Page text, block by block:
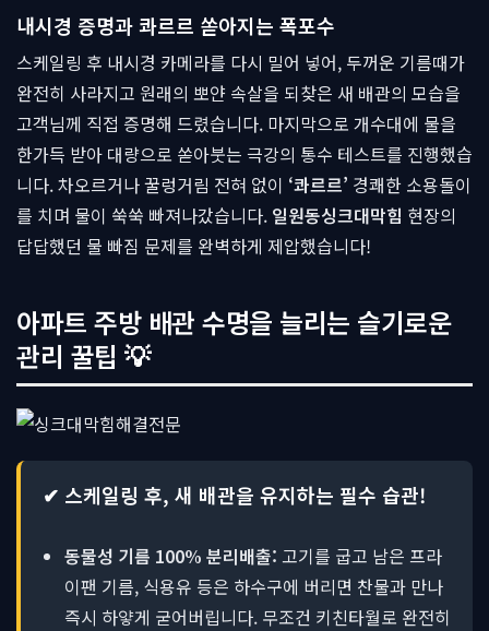
내시경 증명과 콰르르 쏟아지는 폭포수
스케일링 후 내시경 카메라를 다시 밀어 넣어, 두꺼운 기름때가
완전히 사라지고 원래의 뽀얀 속살을 되찾은 새 배관의 모습을
고객님께 직접 증명해 드렸습니다. 마지막으로 개수대에 물을
한가득 받아 대량으로 쏟아붓는 극강의 통수 테스트를 진행했습
니다. 차오르거나 꿀렁거림 전혀 없이 ‘콰르르’ 경쾌한 소용돌이
를 치며 물이 쑥쑥 빠져나갔습니다. 일원동싱크대막힘 현장의
답답했던 물 빠짐 문제를 완벽하게 제압했습니다!
아파트 주방 배관 수명을 늘리는 슬기로운
관리 꿀팁 💡
✔ 스케일링 후, 새 배관을 유지하는 필수 습관!
동물성 기름 100% 분리배출: 고기를 굽고 남은 프라
이팬 기름, 식용유 등은 하수구에 버리면 찬물과 만나
즉시 하얗게 굳어버립니다. 무조건 키친타월로 완전히